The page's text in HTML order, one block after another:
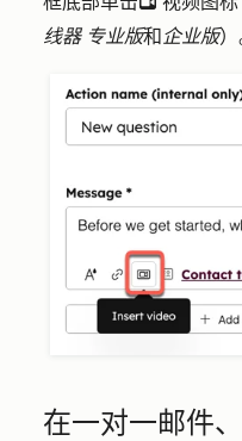
线器 专业版和 企业版）
在一对一邮件